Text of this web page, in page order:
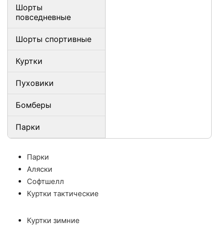
Шорты
повседневные
Шорты спортивные
Куртки
Пуховики
Бомберы
Парки
Парки
Аляски
Софтшелл
Куртки тактические
Куртки зимние